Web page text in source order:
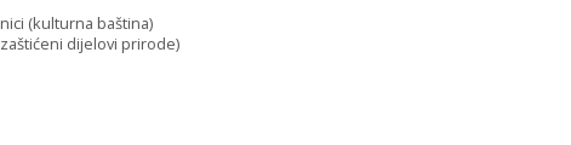
(kulturna baština)
dijelovi prirode)